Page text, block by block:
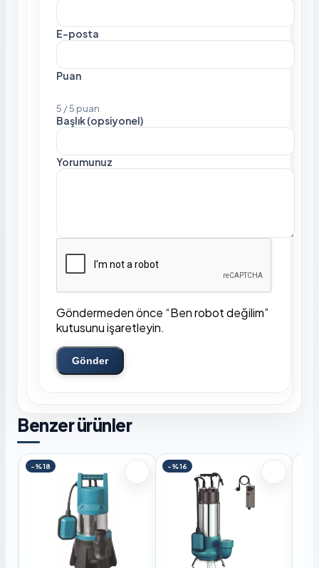
E-posta
Puan
5 / 5 puan
Başlık (opsiyonel)
Yorumunuz
Göndermeden önce “Ben robot değilim”
kutusunu işaretleyin.
Gönder
Benzer ürünler
-%18 -%16